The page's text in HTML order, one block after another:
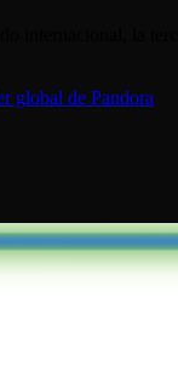
global de Pandora